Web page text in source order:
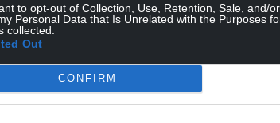
to opt-out of Collection, Use, Retention, Sale, and/
Personal Data that Is Unrelated with the Purposes
collected.
Out
CONFIRM
los medios sociales para la puesta a la